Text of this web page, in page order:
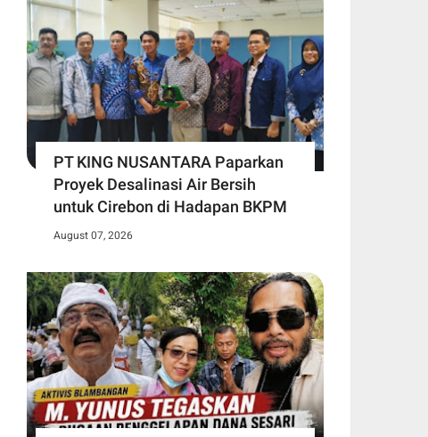
PT KING NUSANTARA Paparkan
Proyek Desalinasi Air Bersih
untuk Cirebon di Hadapan BKPM
August 07, 2026